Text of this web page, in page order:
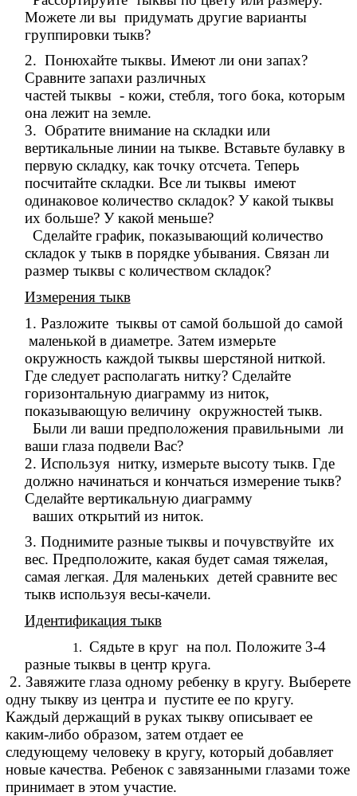
Можете ли вы придумать другие варианты
группировки тыкв?
2. Понюхайте тыквы. Имеют ли они запах?
Сравните запахи различных
частей тыквы - кожи, стебля, того бока, которым
она лежит на земле.
3. Обратите внимание на складки или
вертикальные линии на тыкве. Вставьте булавку в
первую складку, как точку отсчета. Теперь
посчитайте складки. Все ли тыквы имеют
одинаковое количество складок? У какой тыквы
их больше? У какой меньше?
Сделайте график, показывающий количество
складок у тыкв в порядке убывания. Связан ли
размер тыквы с количеством складок?
Измерения тыкв
1. Разложите тыквы от самой большой до самой
маленькой в диаметре. Затем измерьте
окружность каждой тыквы шерстяной ниткой.
Где следует располагать нитку? Сделайте
горизонтальную диаграмму из ниток,
показывающую величину окружностей тыкв.
Были ли ваши предположения правильными ли
ваши глаза подвели Вас?
2. Используя нитку, измерьте высоту тыкв. Где
должно начинаться и кончаться измерение тыкв?
Сделайте вертикальную диаграмму
ваших открытий из ниток.
3. Поднимите разные тыквы и почувствуйте их
вес. Предположите, какая будет самая тяжелая,
самая легкая. Для маленьких детей сравните вес
тыкв используя весы-качели.
Идентификация тыкв
Сядьте в круг на пол. Положите 3-4
разные тыквы в центр круга.
2. Завяжите глаза одному ребенку в кругу. Выберете
одну тыкву из центра и пустите ее по кругу.
Каждый держащий в руках тыкву описывает ее
каким-либо образом, затем отдает ее
следующему человеку в кругу, который добавляет
новые качества. Ребенок с завязанными глазами тоже
принимает в этом участие.